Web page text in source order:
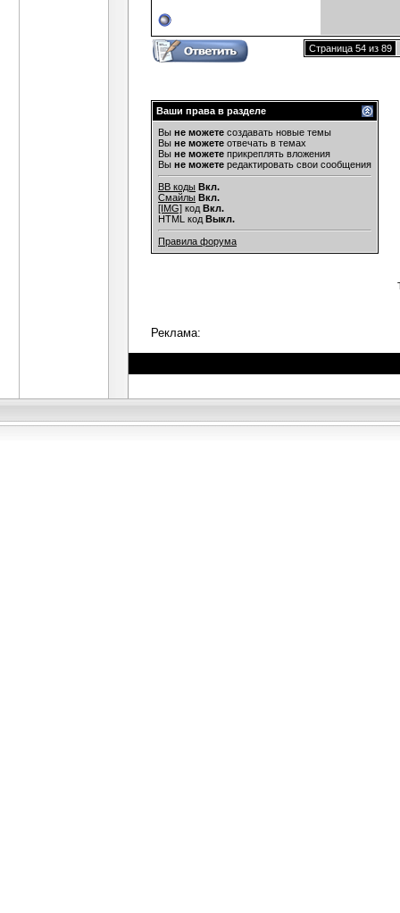
Страница 54 из 89
Ваши права в разделе
Вы не можете создавать новые темы
Вы не можете отвечать в темах
Вы не можете прикреплять вложения
Вы не можете редактировать свои сообщения
BB коды Вкл.
Смайлы Вкл.
[IMG] код Вкл.
HTML код Выкл.
Правила форума
Реклама: